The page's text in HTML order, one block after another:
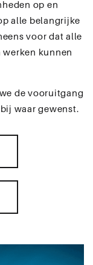
op en
alle belangrijke
voor dat alle
kunnen
de vooruitgang
waar gewenst.